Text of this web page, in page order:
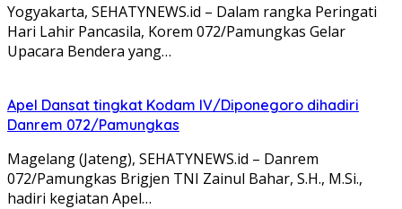
Yogyakarta, SEHATYNEWS.id – Dalam rangka Peringati
Hari Lahir Pancasila, Korem 072/Pamungkas Gelar
Upacara Bendera yang…
Apel Dansat tingkat Kodam lV/Diponegoro dihadiri
Danrem 072/Pamungkas
Magelang (Jateng), SEHATYNEWS.id – Danrem
072/Pamungkas Brigjen TNI Zainul Bahar, S.H., M.Si.,
hadiri kegiatan Apel…